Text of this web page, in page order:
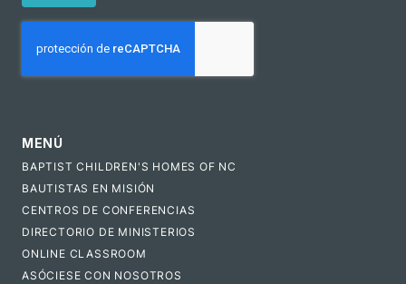
MENÚ
BAPTIST CHILDREN'S HOMES OF NC
BAUTISTAS EN MISIÓN
CENTROS DE CONFERENCIAS
DIRECTORIO DE MINISTERIOS
ONLINE CLASSROOM
ASÓCIESE CON NOSOTROS